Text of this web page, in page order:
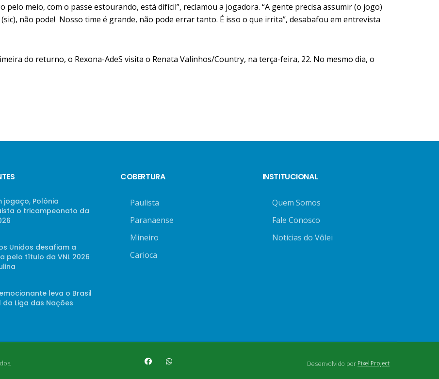
pelo meio, com o passe estourando, está difícil”, reclamou a jogadora. “A gente precisa assumir (o jogo)
(sic), não pode! Nosso time é grande, não pode errar tanto. É isso o que irrita”, desabafou em entrevista
do returno, o Rexona-AdeS visita o Renata Valinhos/Country, na terça-feira, 22. No mesmo dia, o
jogaço, Polônia
o tricampeonato da
Unidos desafiam a
pelo título da VNL 2026
leva o Brasil
da Liga das Nações
COBERTURA
Paulista
Paranaense
Mineiro
Carioca
INSTITUCIONAL
Quem Somos
Fale Conosco
Notícias do Vôlei
Desenvolvido por Pixel Project